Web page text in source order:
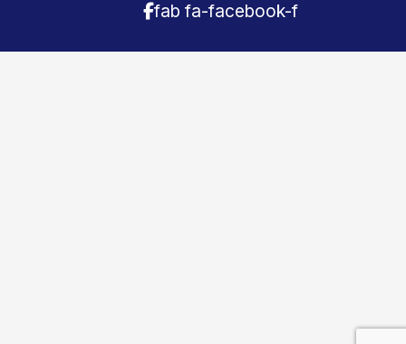
fab fa-facebook-f